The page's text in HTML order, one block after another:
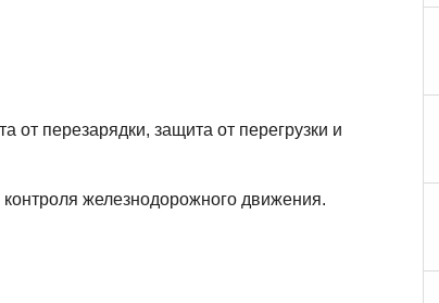
от перезарядки, защита от перегрузки и
железнодорожного движения.